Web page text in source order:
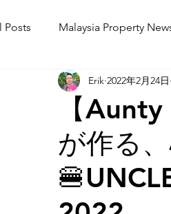
Posts Malaysia Property
Aunty Aya Blog(J) Aunty
Shop Informetion(J)
【
が作る
Erik 2022年2月24日